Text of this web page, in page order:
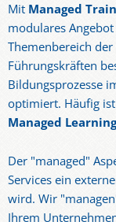
Mit Managed
modulares
Themenbereich
Führungskräften
Bildungsprozesse
optimiert. Häufig
Managed
Der "managed"
Services ein
wird. Wir
Ihrem